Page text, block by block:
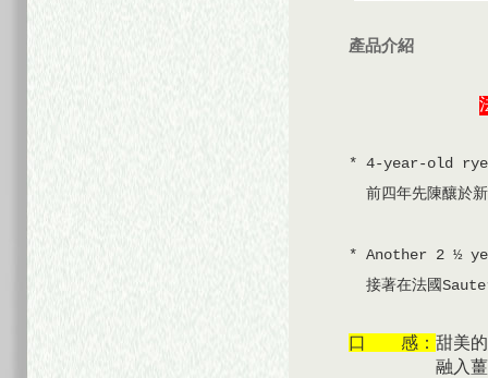
產品介紹
* 4-year-old rye
前四年先陳釀於
* Another 2 ½
接著在法國
口 感： 甜美
融入